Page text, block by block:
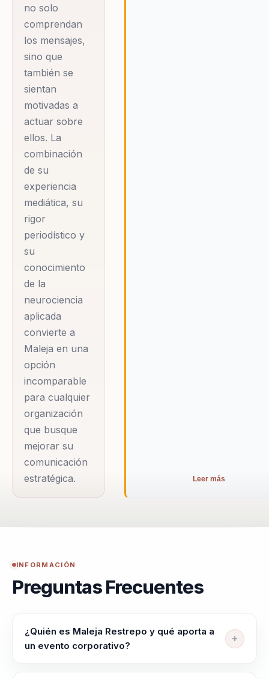
no solo
comprendan
los mensajes,
sino que
también se
sientan
motivadas a
actuar sobre
ellos. La
combinación
de su
experiencia
mediática, su
rigor
periodístico y
su
conocimiento
de la
neurociencia
aplicada
convierte a
Maleja en una
opción
incomparable
para cualquier
organización
que busque
mejorar su
comunicación
estratégica.
Leer más
INFORMACIÓN
Preguntas Frecuentes
¿Quién es Maleja Restrepo y qué aporta a
un evento corporativo?